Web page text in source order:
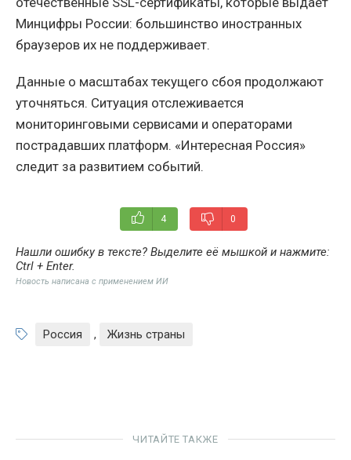
Минцифры России: большинство иностранных
браузеров их не поддерживает.
Данные о масштабах текущего сбоя продолжают
уточняться. Ситуация отслеживается
мониторинговыми сервисами и операторами
пострадавших платформ. «Интересная Россия»
следит за развитием событий.
4 0
Нашли ошибку в тексте? Выделите её мышкой и нажмите:
Ctrl + Enter.
Новость написана с применением ИИ
Россия , Жизнь страны
ЧИТАЙТЕ ТАКЖЕ